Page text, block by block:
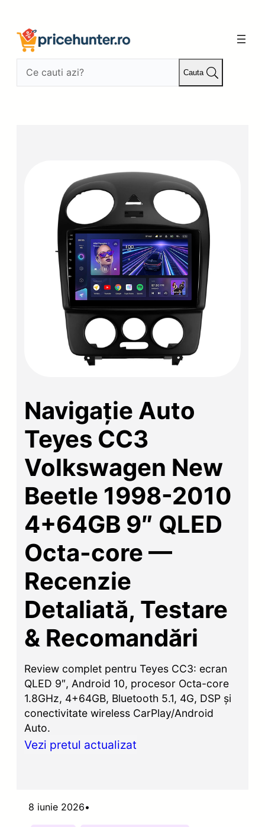
conținut
Cauta
Navigație Auto
Teyes CC3
Volkswagen New
Beetle 1998-2010
4+64GB 9″ QLED
Octa-core —
Recenzie
Detaliată, Testare
& Recomandări
Review complet pentru Teyes CC3: ecran
QLED 9″, Android 10, procesor Octa-core
1.8GHz, 4+64GB, Bluetooth 5.1, 4G, DSP și
conectivitate wireless CarPlay/Android
Auto.
Vezi pretul actualizat
8 iunie 2026•